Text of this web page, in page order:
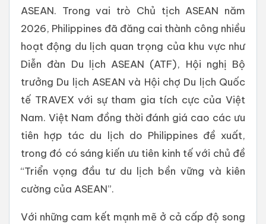
ASEAN. Trong vai trò Chủ tịch ASEAN năm
2026, Philippines đã đăng cai thành công nhiều
hoạt động du lịch quan trọng của khu vực như
Diễn đàn Du lịch ASEAN (ATF), Hội nghị Bộ
trưởng Du lịch ASEAN và Hội chợ Du lịch Quốc
tế TRAVEX với sự tham gia tích cực của Việt
Nam. Việt Nam đồng thời đánh giá cao các ưu
tiên hợp tác du lịch do Philippines đề xuất,
trong đó có sáng kiến ưu tiên kinh tế với chủ đề
“Triển vọng đầu tư du lịch bền vững và kiên
cường của ASEAN”.
Với những cam kết mạnh mẽ ở cả cấp độ song